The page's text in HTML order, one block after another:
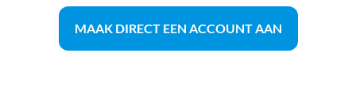
MAAK DIRECT EEN ACCOUNT AAN